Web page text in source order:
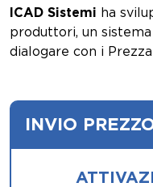
ICAD Sistemi ha
produttori, un
dialogare con i
INVIO